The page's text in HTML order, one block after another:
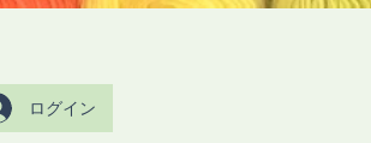
ログイン